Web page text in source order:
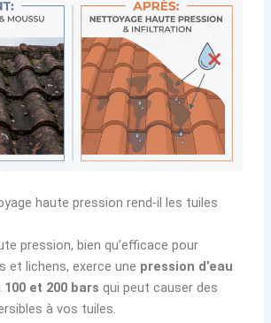
haute pression rend-il les tuiles
pression, bien qu’efficace pour
et lichens, exerce une pression d’eau
et 200 bars qui peut causer des
à vos tuiles.